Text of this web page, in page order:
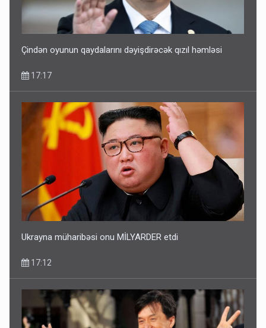
Çindən oyunun qaydalarını dəyişdirəcək qızıl həmləsi
17:17
Ukrayna müharibəsi onu MİLYARDER etdi
17:12